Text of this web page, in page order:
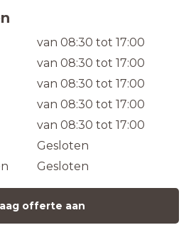
van 08:30 tot 17:00
van 08:30 tot 17:00
van 08:30 tot 17:00
van 08:30 tot 17:00
van 08:30 tot 17:00
Gesloten
Gesloten
offerte aan